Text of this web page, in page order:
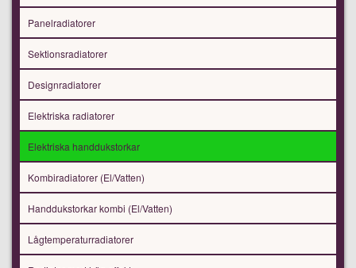
Panelradiatorer
Sektionsradiatorer
Designradiatorer
Elektriska radiatorer
Elektriska handdukstorkar
Kombiradiatorer (El/Vatten)
Handdukstorkar kombi (El/Vatten)
Lågtemperaturradiatorer